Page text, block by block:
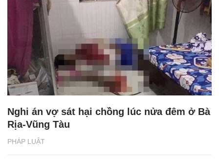
PHÁP LUẬT
Nghi án vợ sát hại chồng lúc nửa đêm ở Bà
Rịa-Vũng Tàu